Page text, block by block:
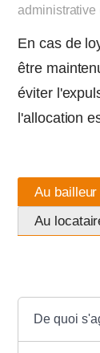
administrative
En cas de
être
éviter
l'allocation
Au bailleur
Au
De quoi